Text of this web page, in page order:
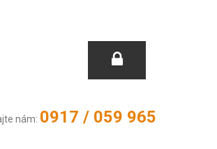
nám: 0917 / 059 965